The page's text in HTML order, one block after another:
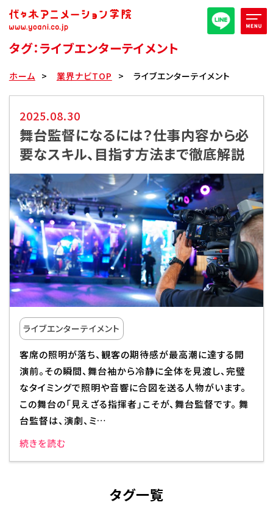
パンフレット取り寄せ
全日・夜間・通信 高等部
大学部 週1コース
代アニ概要
学部・学科紹介
校舎・施設
学生生活・サポート
就職・キャリア
入学情報
在学生の活躍
イベント
タグ：ライブエンターテイメント
ホーム 業界ナビTOP ライブエンターテイメント
2025.08.30
舞台監督になるには？仕事内容から必
要なスキル、目指す方法まで徹底解説
ライブエンターテイメント
客席の照明が落ち、観客の期待感が最高潮に達する開
演前。その瞬間、舞台袖から冷静に全体を見渡し、完璧
なタイミングで照明や音響に合図を送る人物がいます。
この舞台の「見えざる指揮者」こそが、舞台監督です。 舞
台監督は、演劇、ミ…
続きを読む
タグ一覧